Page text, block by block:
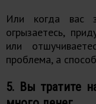
Или когда вас
огрызаетесь,
или
проблема, а
5. Вы тратите